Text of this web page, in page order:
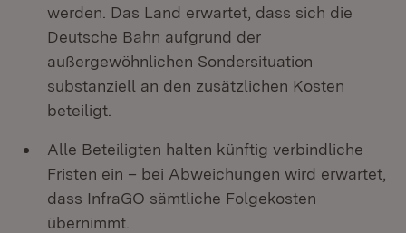
werden. Das Land erwartet, dass sich die
Deutsche Bahn aufgrund der
außergewöhnlichen Sondersituation
substanziell an den zusätzlichen Kosten
beteiligt.
Alle Beteiligten halten künftig verbindliche
Fristen ein – bei Abweichungen wird erwartet,
dass InfraGO sämtliche Folgekosten
übernimmt.